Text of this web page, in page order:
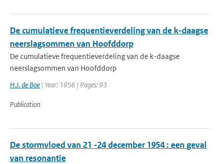
De cumulatieve frequentieverdeling van de k-daagse
neerslagsommen van Hoofddorp
De cumulatieve frequentieverdeling van de k-daagse
neerslagsommen van Hoofddorp
H.J. de Boe | Year: 1956 | Pages: 93
Publication
De stormvloed van 21 -24 december 1954 : een geval
van resonantie